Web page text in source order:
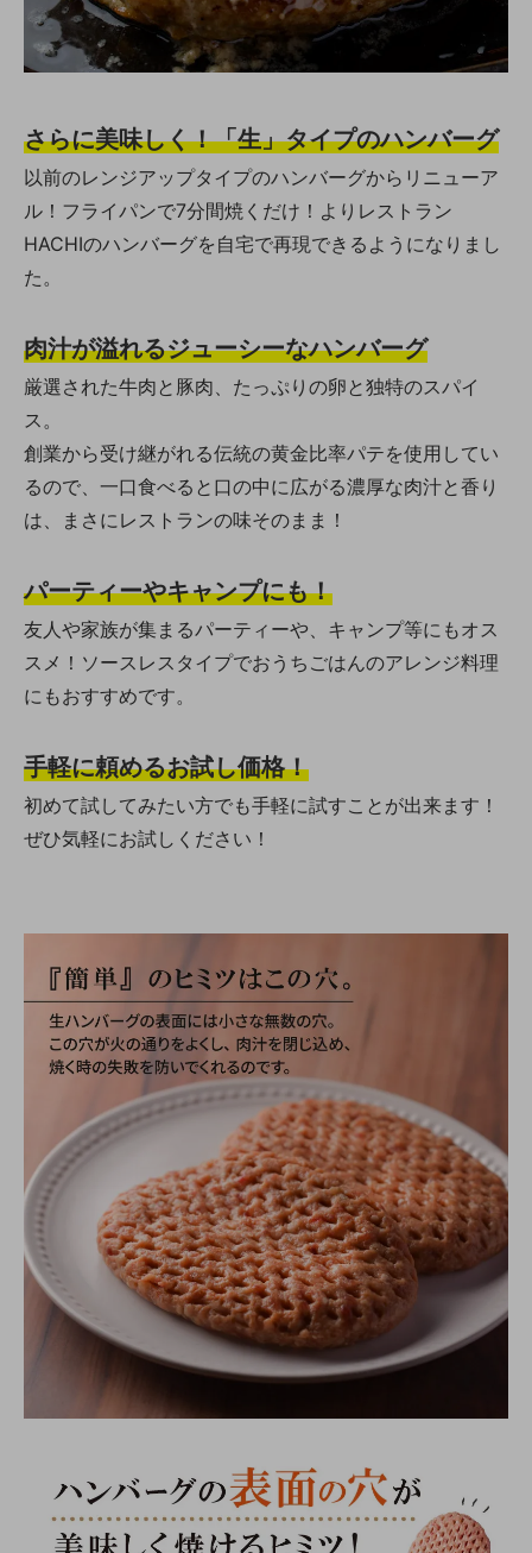
さらに美味しく！「生」タイプのハンバーグ
以前のレンジアップタイプのハンバーグからリニューア
ル！フライパンで7分間焼くだけ！よりレストラン
HACHIのハンバーグを自宅で再現できるようになりまし
た。
肉汁が溢れるジューシーなハンバーグ
厳選された牛肉と豚肉、たっぷりの卵と独特のスパイ
ス。
創業から受け継がれる伝統の黄金比率パテを使用してい
るので、一口食べると口の中に広がる濃厚な肉汁と香り
は、まさにレストランの味そのまま！
パーティーやキャンプにも！
友人や家族が集まるパーティーや、キャンプ等にもオス
スメ！ソースレスタイプでおうちごはんのアレンジ料理
にもおすすめです。
手軽に頼めるお試し価格！
初めて試してみたい方でも手軽に試すことが出来ます！
ぜひ気軽にお試しください！